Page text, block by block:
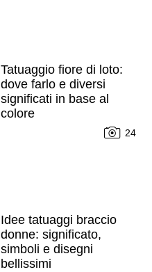
Tatuaggio fiore di loto:
dove farlo e diversi
significati in base al
colore
24
Idee tatuaggi braccio
donne: significato,
simboli e disegni
bellissimi